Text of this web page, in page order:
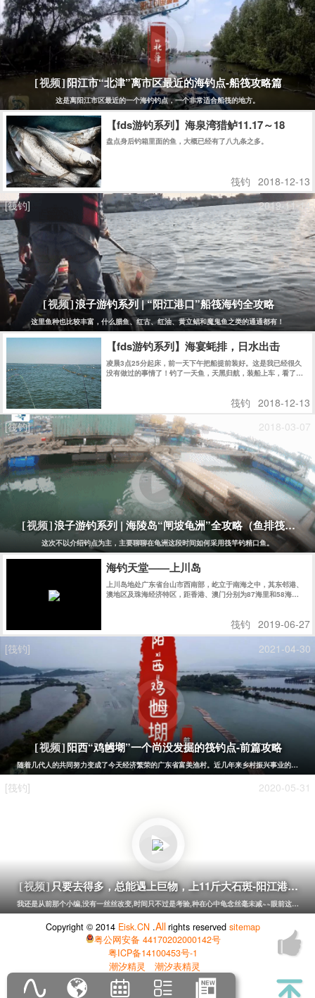
[视频]阳江市“北津”离市区最近的海钓点-船筏攻略篇
这是离阳江市区最近的一个海钓钓点，一个非常适合船筏的地方。
【fds游钓系列】海泉湾猎鲈11.17～18
盘点身后钓箱里面的鱼，大概已经有了八九条之多。
筏钓 2018-12-13
[筏钓]
2019-11-14
[视频]浪子游钓系列 | “阳江港口”船筏海钓全攻略
这里鱼种也比较丰富，什么腊鱼、红古、红油、黄立鲳和魔鬼鱼之类的通通都有！
【fds游钓系列】海宴蚝排，日水出击
凌晨3点25分起床，前一天下午把船提前装好。这是我已经很久
没有做过的事情了！钓了一天鱼，天黑归航，装船上车，看了一
筏钓 2018-12-13
[筏钓]
2018-03-07
[视频] 浪子游钓系列 | 海陵岛“闸坡龟洲”全攻略（鱼排筏钓）
这次不以介绍钓点为主，主要聊聊在龟洲这段时间如何采用筏竿钓精口鱼。
海钓天堂——上川岛
上川岛地处广东省台山市西南部，屹立于南海之中，其东邻港、
澳地区及珠海经济特区，距香港、澳门分别为87海里和58海
筏钓 2019-06-27
[筏钓]
2021-04-30
[视频] 阳西“鸡乸㙟”一个尚没发掘的筏钓点-前篇攻略
随着几代人的共同努力变成了今天经济繁荣的广东省富美渔村。近几年来乡村振兴事业的发展
[筏钓] 2020-05-31
[视频]只要去得多，总能遇上巨物，上11斤大石斑-阳江港口船
我还是从前那个小编,没有一丝丝改变,时间只不过是考验,种在心中龟念丝毫未减~~眼前这个小
Copyright © 2014 Eisk.CN .Allrights reservedsitemap
粤公网安备 44170202000142号
粤ICP备14100453号-1
潮汐精灵
潮汐表精灵